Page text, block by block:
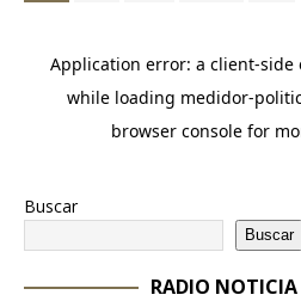
Buscar
Buscar
RADIO NOTICIA